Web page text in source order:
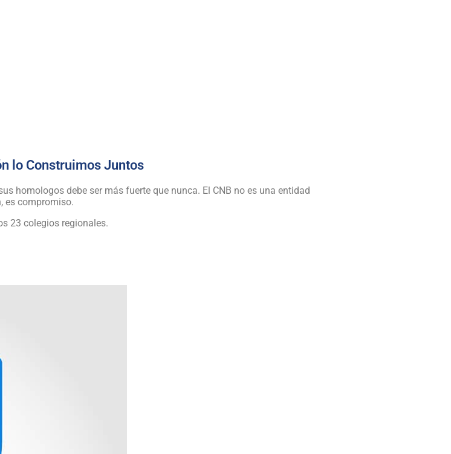
lo Construimos Juntos
homologos debe ser más fuerte que nunca. El CNB no es una entidad
es compromiso.
23 colegios regionales.